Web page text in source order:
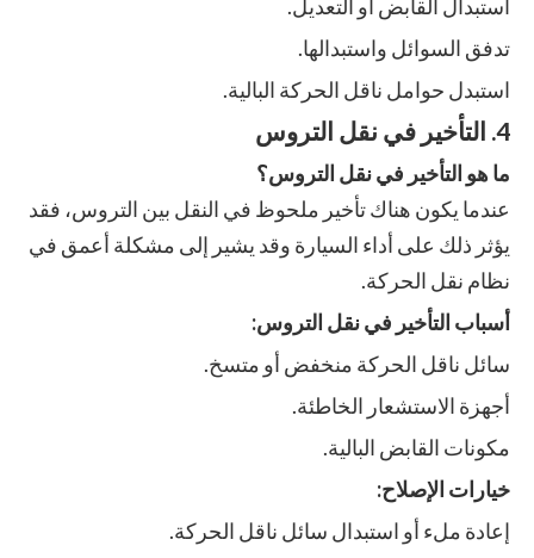
استبدال القابض أو التعديل.
تدفق السوائل واستبدالها.
استبدل حوامل ناقل الحركة البالية.
4. التأخير في نقل التروس
ما هو التأخير في نقل التروس؟
عندما يكون هناك تأخير ملحوظ في النقل بين التروس، فقد
يؤثر ذلك على أداء السيارة وقد يشير إلى مشكلة أعمق في
نظام نقل الحركة.
أسباب التأخير في نقل التروس:
سائل ناقل الحركة منخفض أو متسخ.
أجهزة الاستشعار الخاطئة.
مكونات القابض البالية.
خيارات الإصلاح:
إعادة ملء أو استبدال سائل ناقل الحركة.